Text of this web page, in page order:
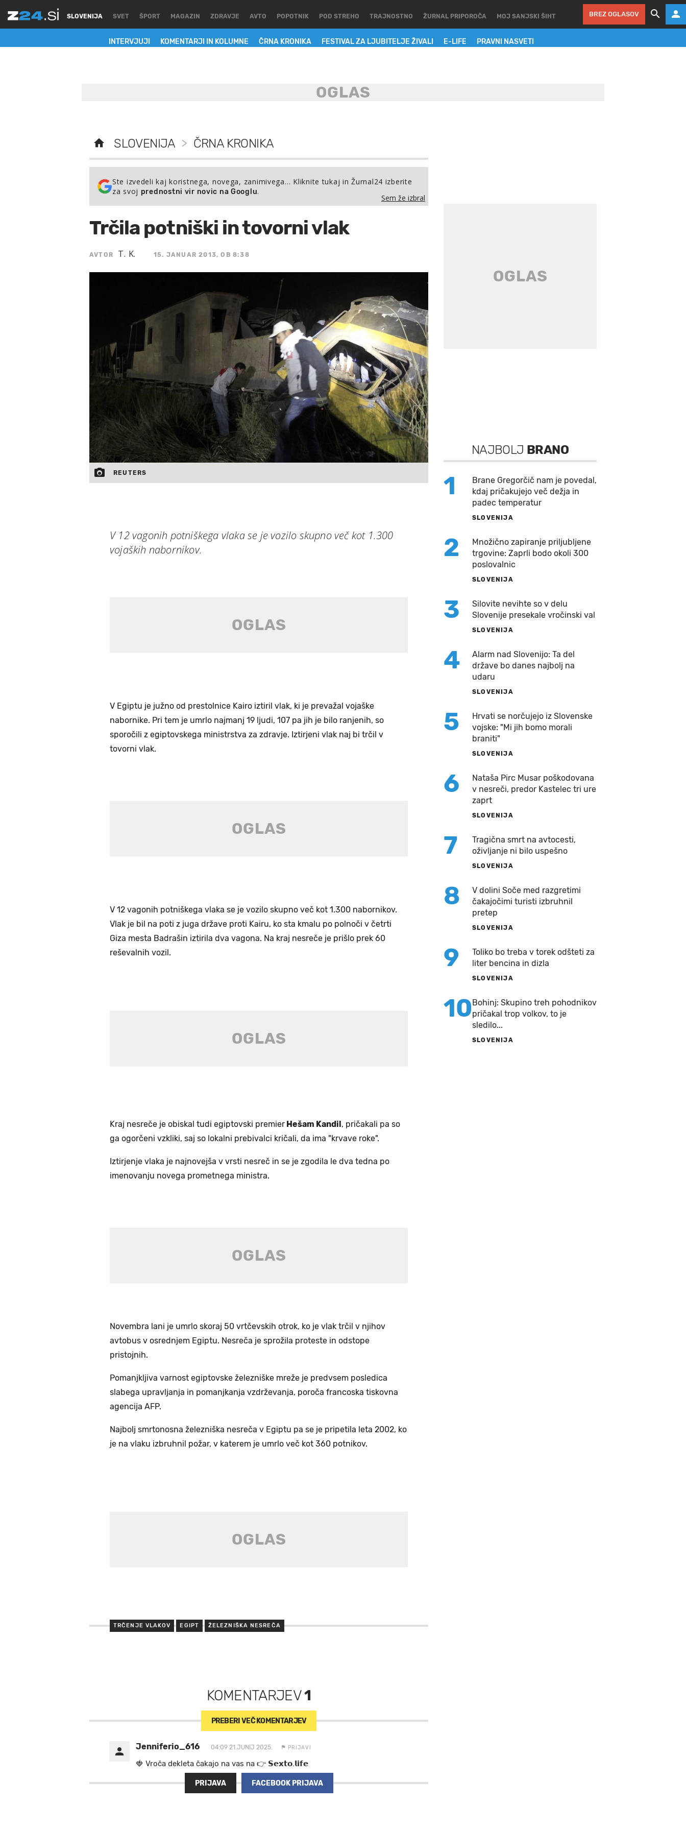
SLOVENIJA
INTERVJUJI KOMENTARJI IN KOLUMNE ČRNA KRONIKA FESTIVAL ZA LJUBITELJE ŽIVALI E-LIFE PRAVNI NASVETI
SVET ŠPORT MAGAZIN ZDRAVJE AVTO POPOTNIK POD STREHO TRAJNOSTNO ŽURNAL PRIPOROČA MOJ SANJSKI ŠIHT BREZ OGLASOV
SLOVENIJA > ČRNA KRONIKA
Ste izvedeli kaj koristnega, novega, zanimivega… Kliknite tukaj in Žurnal24 izberite
za svoj prednostni vir novic na Googlu.
Sem že izbral
Trčila potniški in tovorni vlak
AVTOR T. K. 15. JANUAR 2013, OB 8:38
REUTERS
V 12 vagonih potniškega vlaka se je vozilo skupno več kot 1.300
vojaških nabornikov.
V Egiptu je južno od prestolnice Kairo iztiril vlak, ki je prevažal vojaške
nabornike. Pri tem je umrlo najmanj 19 ljudi, 107 pa jih je bilo ranjenih, so
sporočili z egiptovskega ministrstva za zdravje. Iztirjeni vlak naj bi trčil v
tovorni vlak.
V 12 vagonih potniškega vlaka se je vozilo skupno več kot 1.300 nabornikov.
Vlak je bil na poti z juga države proti Kairu, ko sta kmalu po polnoči v četrti
Giza mesta Badrašin iztirila dva vagona. Na kraj nesreče je prišlo prek 60
reševalnih vozil.
Kraj nesreče je obiskal tudi egiptovski premier Hešam Kandil, pričakali pa so
ga ogorčeni vzkliki, saj so lokalni prebivalci kričali, da ima "krvave roke".
Iztirjenje vlaka je najnovejša v vrsti nesreč in se je zgodila le dva tedna po
imenovanju novega prometnega ministra.
Novembra lani je umrlo skoraj 50 vrtčevskih otrok, ko je vlak trčil v njihov
avtobus v osrednjem Egiptu. Nesreča je sprožila proteste in odstope
pristojnih.
Pomanjkljiva varnost egiptovske železniške mreže je predvsem posledica
slabega upravljanja in pomanjkanja vzdrževanja, poroča francoska tiskovna
agencija AFP.
Najbolj smrtonosna železniška nesreča v Egiptu pa se je pripetila leta 2002, ko
je na vlaku izbruhnil požar, v katerem je umrlo več kot 360 potnikov.
TRČENJE VLAKOV EGIPT ŽELEZNIŠKA NESREČA
KOMENTARJEV1
PREBERI VEČ KOMENTARJEV
Jenniferio_616 04:09 21.JUNIJ 2025. PRIJAVI
🍓 V r o č a d e k l e t a ča k a jo na va s n a 👉 𝗦𝗲𝘅𝘁𝗼.𝗹𝗶𝗳𝗲
PRIJAVA FACEBOOK PRIJAVA
NAJBOLJ BRANO
1
Brane Gregorčič nam je povedal,
kdaj pričakujejo več dežja in
padec temperatur
SLOVENIJA
2
Množično zapiranje priljubljene
trgovine: Zaprli bodo okoli 300
poslovalnic
SLOVENIJA
3
Silovite nevihte so v delu
Slovenije presekale vročinski val
SLOVENIJA
4
Alarm nad Slovenijo: Ta del
države bo danes najbolj na
udaru
SLOVENIJA
5
Hrvati se norčujejo iz Slovenske
vojske: "Mi jih bomo morali
braniti"
SLOVENIJA
6
Nataša Pirc Musar poškodovana
v nesreči, predor Kastelec tri ure
zaprt
SLOVENIJA
7
Tragična smrt na avtocesti,
oživljanje ni bilo uspešno
SLOVENIJA
8
V dolini Soče med razgretimi
čakajočimi turisti izbruhnil
pretep
SLOVENIJA
9
Toliko bo treba v torek odšteti za
liter bencina in dizla
SLOVENIJA
10Bohinj: Skupino treh pohodnikov
pričakal trop volkov, to je
sledilo...
SLOVENIJA